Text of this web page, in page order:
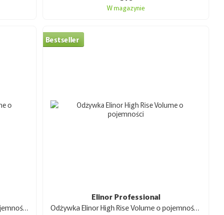
i bezpieczne do regularnego stosowania.
W magazynie
Szampon Elinor High Rise Volume o pojemności 1 l
Bestseller
Elinor Professional
Odżywka Elinor High Rise Volume o pojemności 1 l